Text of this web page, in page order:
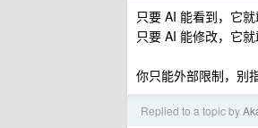
只要 AI 能看到，它就
只要 AI 能修改，它就
你只能外部限制，别
Replied to a topic by